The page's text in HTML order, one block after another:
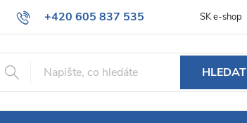
+420 605 837 535
info@jeans-shop.cz
Obchodní podmínky Naše prodejna Blog
SK e-shop
HLEDAT